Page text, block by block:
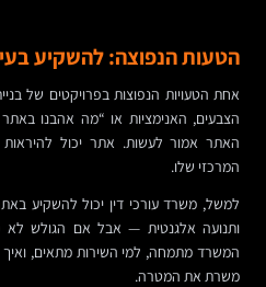
הטעות הנפוצה: להשקיע
אחת הטעויות הנפוצות בפרויקטים של
הצבעים, האנימציות או “מה אהבנו
האתר אמור לעשות. אתר יכול להיראות
המרכזי שלו.
למשל, משרד עורכי דין יכול להשקיע
ותנועה אלגנטית — אבל אם הגולש לא
המשרד מתמחה, למי השירות מתאים,
משרת את המטרה.